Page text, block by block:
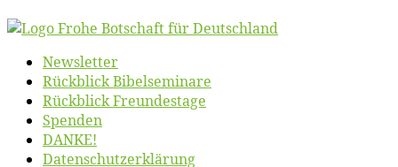
News­let­ter
Rück­blick Bibelseminare
Rück­blick Freundestage
Spen­den
DANKE!
Daten­schutz­er­klä­rung